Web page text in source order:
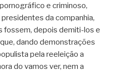
e criminoso,
da companhia,
fossem, depois demiti-los e
dando demonstrações
pela reeleição a
do vamos ver, nem a